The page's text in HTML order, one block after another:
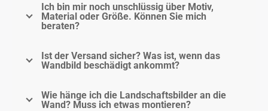
Ich bin mir noch unschlüssig über Motiv,
Material oder Größe. Können Sie mich
beraten?
Ist der Versand sicher? Was ist, wenn das
Wandbild beschädigt ankommt?
Wie hänge ich die Landschaftsbilder an die
Wand? Muss ich etwas montieren?